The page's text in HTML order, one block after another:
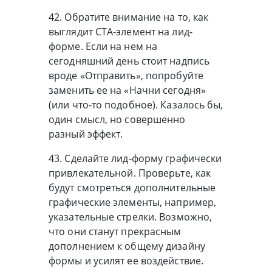
42. Обратите внимание на то, как
выглядит СТА-элемент на лид-
форме. Если на нем на
сегодняшний день стоит надпись
вроде «Отправить», попробуйте
заменить ее на «Начни сегодня»
(или что-то подобное). Казалось бы,
один смысл, но совершенно
разный эффект.
43. Сделайте лид-форму графически
привлекательной. Проверьте, как
будут смотреться дополнительные
графические элементы, например,
указательные стрелки. Возможно,
что они станут прекрасным
дополнением к общему дизайну
формы и усилят ее воздействие.